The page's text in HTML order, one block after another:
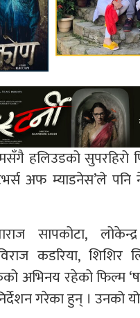
हलिउडको सुपरहिरो
अफ म्याडनेस’ले पनि
सापकोटा,
कडरिया, शिशिर
अभिनय रहेको फिल्म
गरेका हुन् । उनको